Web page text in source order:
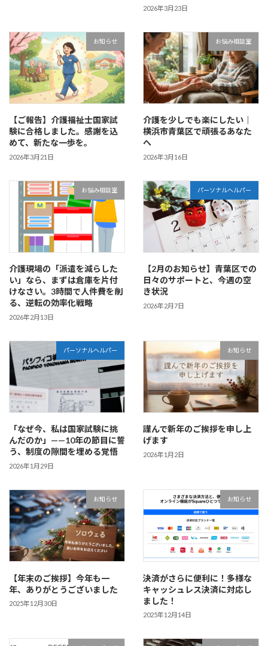
2026年3月23日
お知らせ
【ご報告】介護福祉士国家試
験に合格しました。感謝を込
めて、新たな一歩を。
2026年3月21日
お悩み相談室
介護を少しでも楽にしたい｜
横浜市青葉区で頑張るあなた
へ
2026年3月16日
お悩み相談室
介護現場の「派遣を減らした
い」なら、まずは倉庫を片付
けなさい。3時間で人件費を削
る、逆転の効率化戦略
2026年2月13日
パーソナルヘルパー
【2月のお知らせ】青葉区での
日々のサポートと、今週の空
き状況
2026年2月7日
パーソナルヘルパー
「なぜ今、私は国家試験に挑
んだのか」——10年の節目に誓
う、制度の隙間を埋める覚悟
2026年1月29日
お知らせ
謹んで新年のご挨拶を申し上
げます
2026年1月2日
お知らせ
【年末のご挨拶】今年も一
年、ありがとうございました
2025年12月30日
お知らせ
決済がさらに便利に！多様な
キャッシュレス決済に対応し
ました！
2025年12月14日